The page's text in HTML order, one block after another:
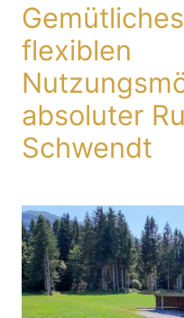
flexiblen
absoluter
Schwendt